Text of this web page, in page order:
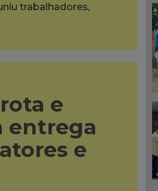
trabalhadores,
e
entrega
e